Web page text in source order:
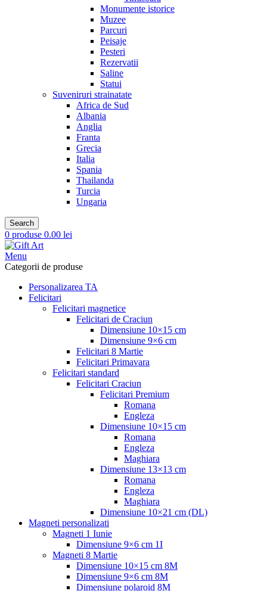
Monumente istorice
Muzee
Parcuri
Peisaje
Pesteri
Rezervatii
Saline
Statui
Suveniruri strainatate
Africa de Sud
Albania
Anglia
Franta
Grecia
Italia
Spania
Thailanda
Turcia
Ungaria
Search
0 produse 0.00 lei
Menu
Categorii de produse
Personalizarea TA
Felicitari
Felicitari magnetice
Felicitari de Craciun
Dimensiune 10×15 cm
Dimensiune 9×6 cm
Felicitari 8 Martie
Felicitari Primavara
Felicitari standard
Felicitari Craciun
Felicitari Premium
Romana
Engleza
Dimensiune 10×15 cm
Romana
Engleza
Maghiara
Dimensiune 13×13 cm
Romana
Engleza
Maghiara
Dimensiune 10×21 cm (DL)
Magneti personalizati
Magneti 1 Iunie
Dimensiune 9×6 cm 1I
Magneti 8 Martie
Dimensiune 10×15 cm 8M
Dimensiune 9×6 cm 8M
Dimensiune polaroid 8M